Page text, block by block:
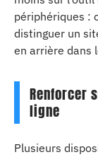
périphériques :
distinguer un
en arrière dans
Renforcer
ligne
Plusieurs